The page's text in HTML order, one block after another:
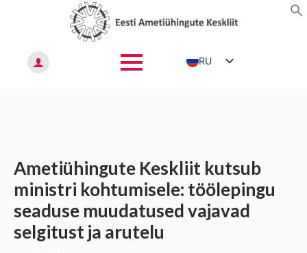
RU
Ametiühingute Keskliit kutsub
ministri kohtumisele: töölepingu
seaduse muudatused vajavad
selgitust ja arutelu